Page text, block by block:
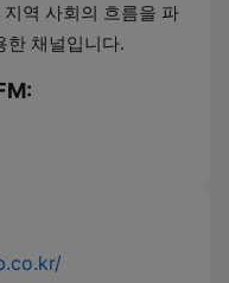
역 사회의 흐름을 파
한 채널입니다.